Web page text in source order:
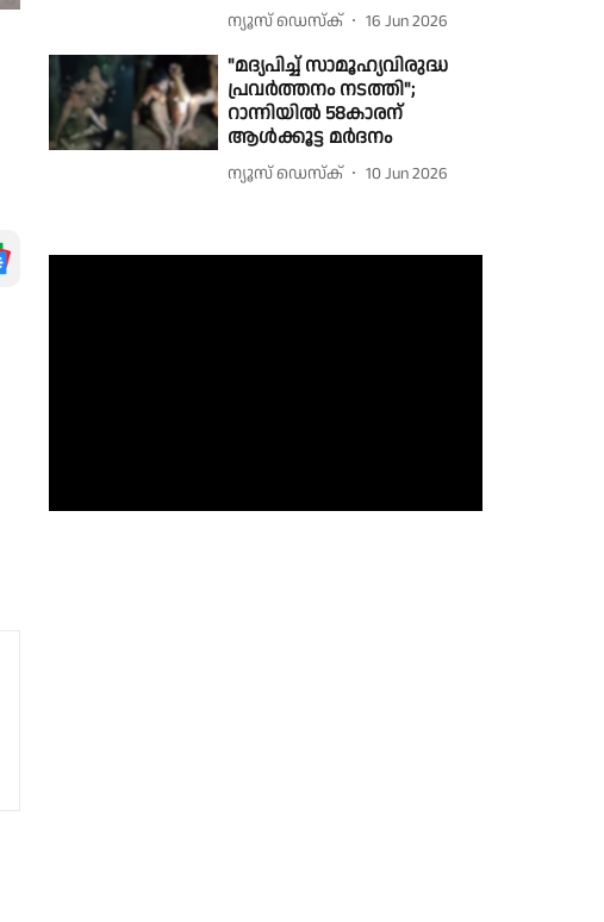
ന്യൂസ് ഡെസ്ക് 16 Jun 2026
"മദ്യപിച്ച് സാമൂഹ്യവിരുദ്ധ
പ്രവർത്തനം നടത്തി";
റാന്നിയിൽ 58കാരന്
ആൾക്കൂട്ട മർദനം
ന്യൂസ് ഡെസ്ക് 10 Jun 2026